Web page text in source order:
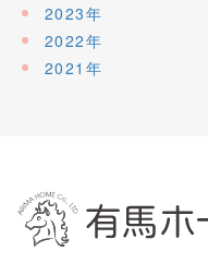
2023年
2022年
2021年